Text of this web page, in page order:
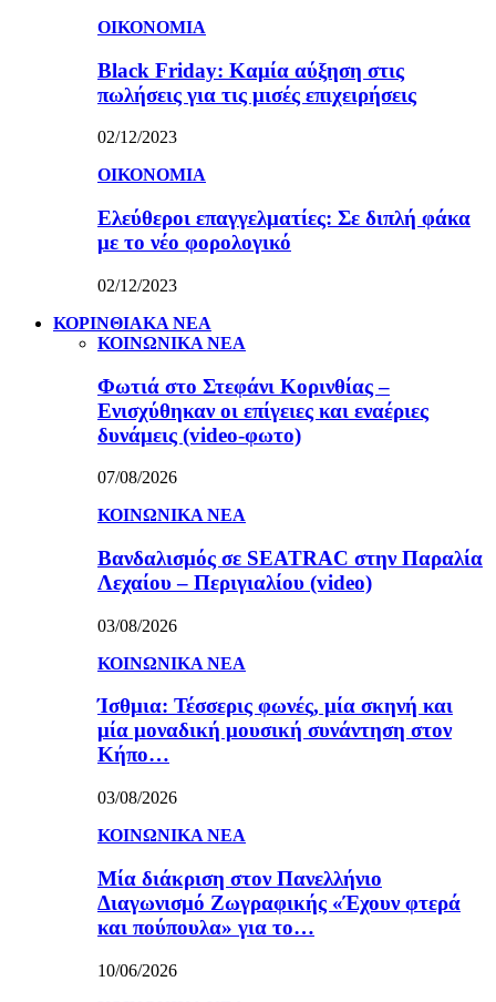
ΟΙΚΟΝΟΜΙΑ
Black Friday: Καμία αύξηση στις
πωλήσεις για τις μισές επιχειρήσεις
02/12/2023
ΟΙΚΟΝΟΜΙΑ
Ελεύθεροι επαγγελματίες: Σε διπλή φάκα
με το νέο φορολογικό
02/12/2023
ΚΟΡΙΝΘΙΑΚΑ ΝΕΑ
ΚΟΙΝΩΝΙΚΑ ΝΕΑ
Φωτιά στο Στεφάνι Κορινθίας –
Ενισχύθηκαν οι επίγειες και εναέριες
δυνάμεις (video-φωτο)
07/08/2026
ΚΟΙΝΩΝΙΚΑ ΝΕΑ
Βανδαλισμός σε SEATRAC στην Παραλία
Λεχαίου – Περιγιαλίου (video)
03/08/2026
ΚΟΙΝΩΝΙΚΑ ΝΕΑ
Ίσθμια: Τέσσερις φωνές, μία σκηνή και
μία μοναδική μουσική συνάντηση στον
Κήπο…
03/08/2026
ΚΟΙΝΩΝΙΚΑ ΝΕΑ
Μία διάκριση στον Πανελλήνιο
Διαγωνισμό Ζωγραφικής «Έχουν φτερά
και πούπουλα» για το…
10/06/2026